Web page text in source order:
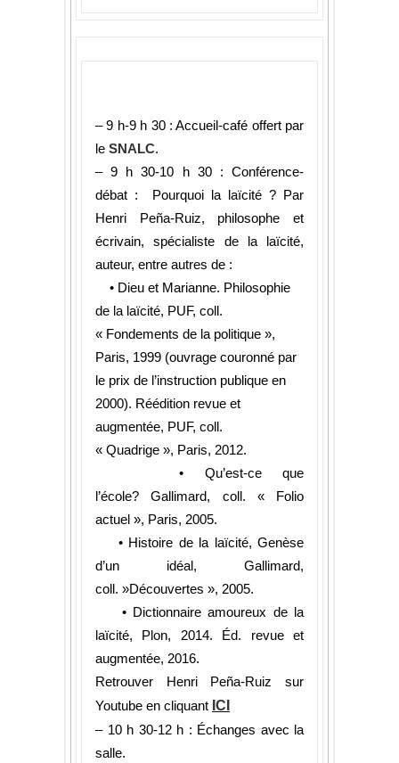
– 9 h-9 h 30 : Accueil-café offert par
le SNALC.
– 9 h 30-10 h 30 : Conférence-
débat : Pourquoi la laïcité ? Par
Henri Peña-Ruiz, philosophe et
écrivain, spécialiste de la laïcité,
auteur, entre autres de :
• Dieu et Marianne. Philosophie
de la laïcité, PUF, coll.
« Fondements de la politique »,
Paris, 1999 (ouvrage couronné par
le prix de l’instruction publique en
2000). Réédition revue et
augmentée, PUF, coll.
« Quadrige », Paris, 2012.
• Qu’est-ce que
l’école? Gallimard, coll. « Folio
actuel », Paris, 2005.
• Histoire de la laïcité, Genèse
d’un idéal, Gallimard,
coll. »Découvertes », 2005.
• Dictionnaire amoureux de la
laïcité, Plon, 2014. Éd. revue et
augmentée, 2016.
Retrouver Henri Peña-Ruiz sur
Youtube en cliquant ICI
– 10 h 30-12 h : Échanges avec la
salle.